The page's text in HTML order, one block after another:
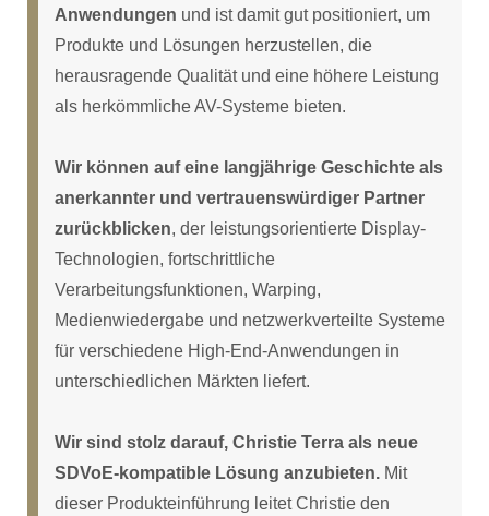
Anwendungen und ist damit gut positioniert, um
Produkte und Lösungen herzustellen, die
herausragende Qualität und eine höhere Leistung
als herkömmliche AV-Systeme bieten.
Wir können auf eine langjährige Geschichte als
anerkannter und vertrauenswürdiger Partner
zurückblicken, der leistungsorientierte Display-
Technologien, fortschrittliche
Verarbeitungsfunktionen, Warping,
Medienwiedergabe und netzwerkverteilte Systeme
für verschiedene High-End-Anwendungen in
unterschiedlichen Märkten liefert.
Wir sind stolz darauf, Christie Terra als neue
SDVoE-kompatible Lösung anzubieten. Mit
dieser Produkteinführung leitet Christie den